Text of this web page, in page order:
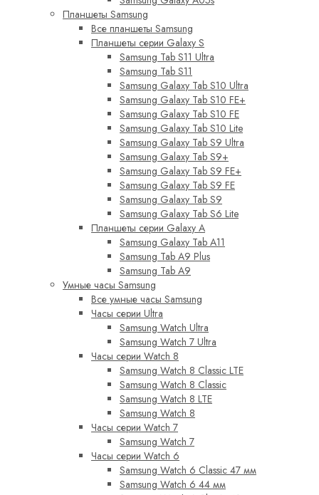
Планшеты Samsung
Все планшеты Samsung
Планшеты серии Galaxy S
Samsung Tab S11 Ultra
Samsung Tab S11
Samsung Galaxy Tab S10 Ultra
Samsung Galaxy Tab S10 FE+
Samsung Galaxy Tab S10 FE
Samsung Galaxy Tab S10 Lite
Samsung Galaxy Tab S9 Ultra
Samsung Galaxy Tab S9+
Samsung Galaxy Tab S9 FE+
Samsung Galaxy Tab S9 FE
Samsung Galaxy Tab S9
Samsung Galaxy Tab S6 Lite
Планшеты серии Galaxy A
Samsung Galaxy Tab A11
Samsung Tab A9 Plus
Samsung Tab A9
Умные часы Samsung
Все умные часы Samsung
Часы серии Ultra
Samsung Watch Ultra
Samsung Watch 7 Ultra
Часы серии Watch 8
Samsung Watch 8 Classic LTE
Samsung Watch 8 Classic
Samsung Watch 8 LTE
Samsung Watch 8
Часы серии Watch 7
Samsung Watch 7
Часы серии Watch 6
Samsung Watch 6 Classic 47 мм
Samsung Watch 6 44 мм